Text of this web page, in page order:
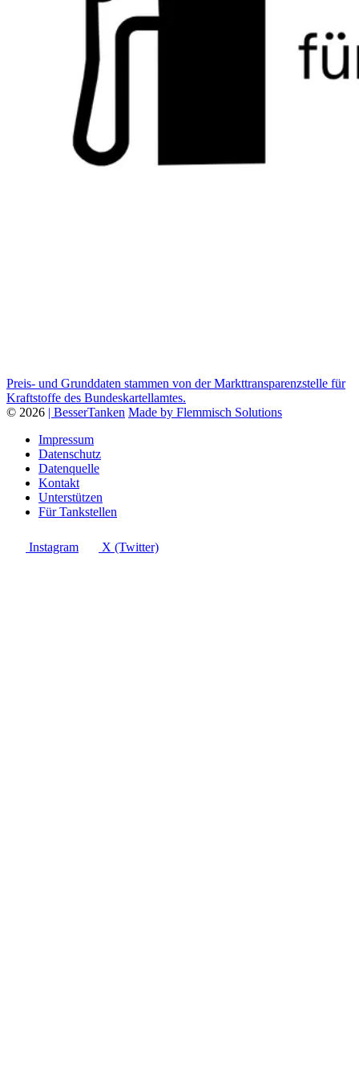
Preis- und Grunddaten stammen von der Markttransparenzstelle für
Kraftstoffe des Bundeskartellamtes.
© 2026 | BesserTanken Made by Flemmisch Solutions
Impressum
Datenschutz
Datenquelle
Kontakt
Unterstützen
Für Tankstellen
Instagram X (Twitter)